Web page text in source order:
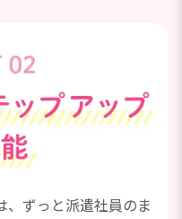
、ずっと派遣社員のま